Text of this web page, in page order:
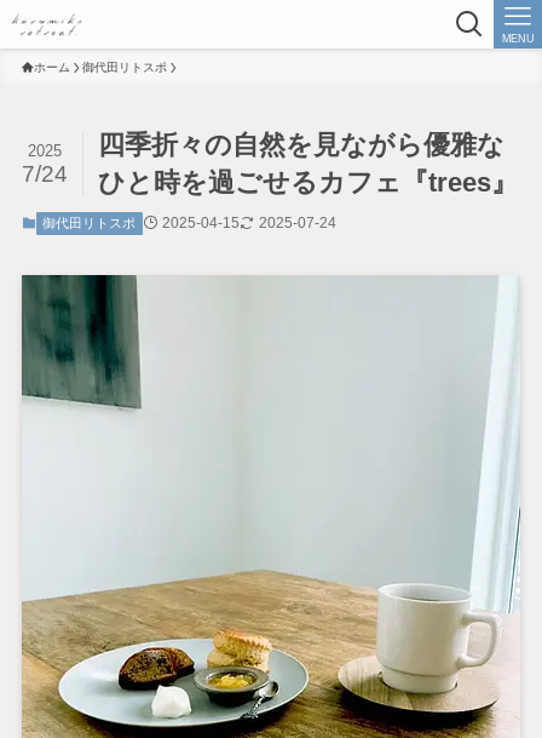
MENU
ホーム 御代田リトスポ
四季折々の自然を見ながら優雅な
ひと時を過ごせるカフェ『trees』
2025
7/24
御代田リトスポ 2025-04-15 2025-07-24